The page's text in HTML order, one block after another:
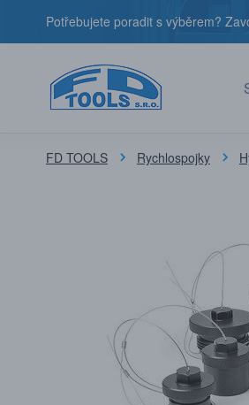
Potřebujete poradit s výběrem?
FD TOOLS Rychlospojky